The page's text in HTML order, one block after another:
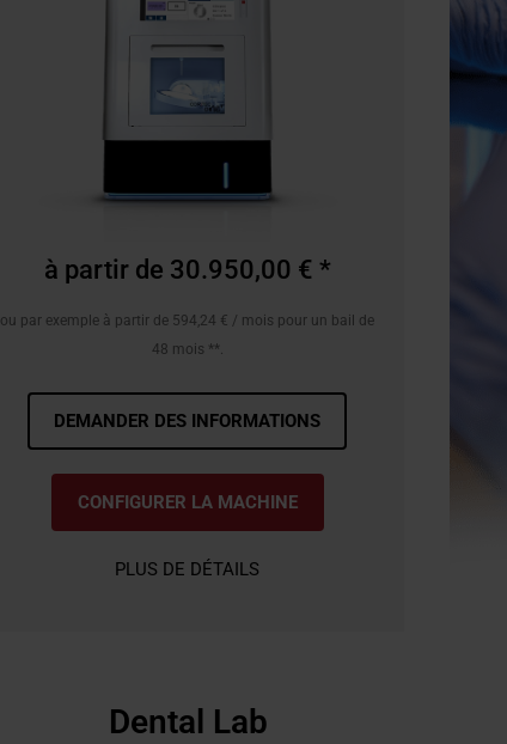
à partir de 30.950,00 € *
ou par exemple à partir de 594,24 € / mois pour un bail de
48 mois **.
DEMANDER DES INFORMATIONS
CONFIGURER LA MACHINE
PLUS DE DÉTAILS
Dental Lab